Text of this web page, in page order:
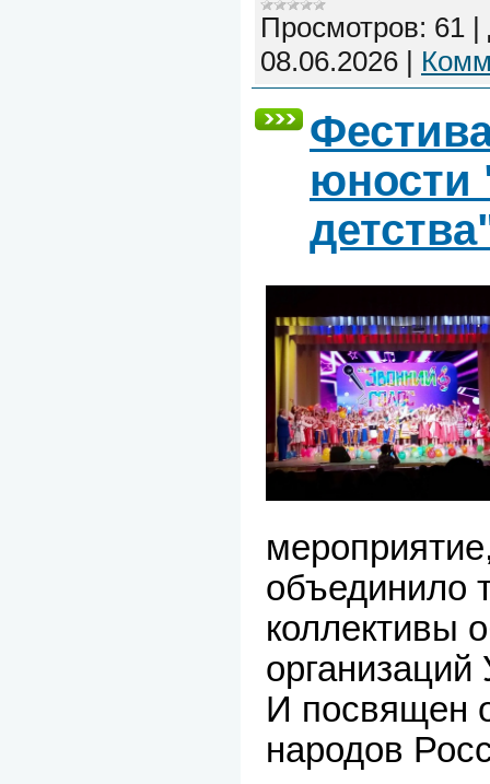
Просмотров: 61 |
08.06.2026 |
юности
объединило
коллективы
И посвящен
народов